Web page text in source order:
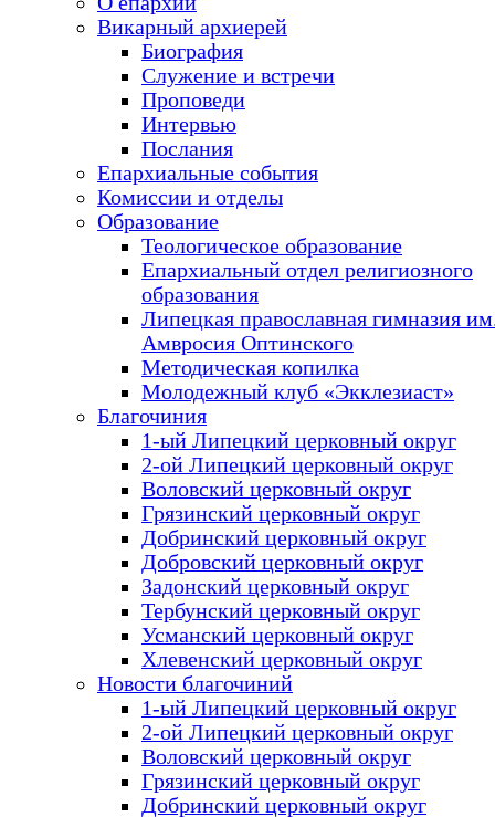
Викарный архиерей
Биография
Служение и встречи
Проповеди
Интервью
Послания
Епархиальные события
Комиссии и отделы
Образование
Теологическое образование
Епархиальный отдел религиозного
образования
Липецкая православная гимназия
Амвросия Оптинского
Методическая копилка
Молодежный клуб «Экклезиаст»
Благочиния
1-ый Липецкий церковный округ
2-ой Липецкий церковный округ
Воловский церковный округ
Грязинский церковный округ
Добринский церковный округ
Добровский церковный округ
Задонский церковный округ
Тербунский церковный округ
Усманский церковный округ
Хлевенский церковный округ
Новости благочиний
1-ый Липецкий церковный округ
2-ой Липецкий церковный округ
Воловский церковный округ
Грязинский церковный округ
Добринский церковный округ